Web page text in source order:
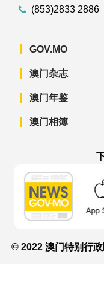
(853)2833 2886
GOV.MO
澳门杂志
澳门年鉴
澳门相簿
© 2022 澳门特别行